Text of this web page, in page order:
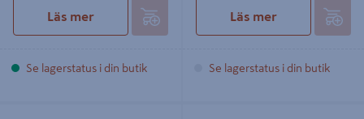
Läs mer
Se lagerstatus i din butik
Läs mer
Se lagerstatus i din butik